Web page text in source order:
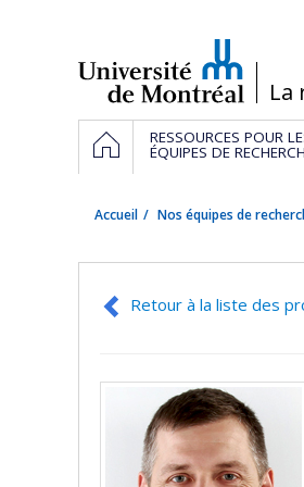
/La
Navigation
principale
ACCUEILRESSOURCES POUR
ÉQUIPES DE
Accueil Nos équipes de
Retour à la liste des